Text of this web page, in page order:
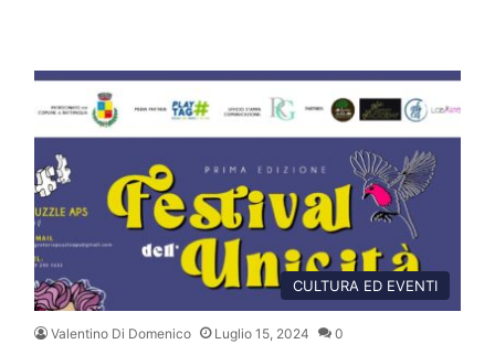
CULTURA ED EVENTI
Valentino Di Domenico Luglio 15, 2024 0